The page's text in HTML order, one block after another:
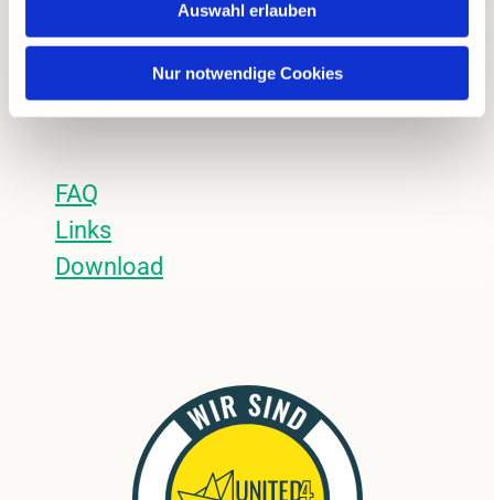
Auswahl erlauben
Nur notwendige Cookies
Kalender
FAQ
Links
Download